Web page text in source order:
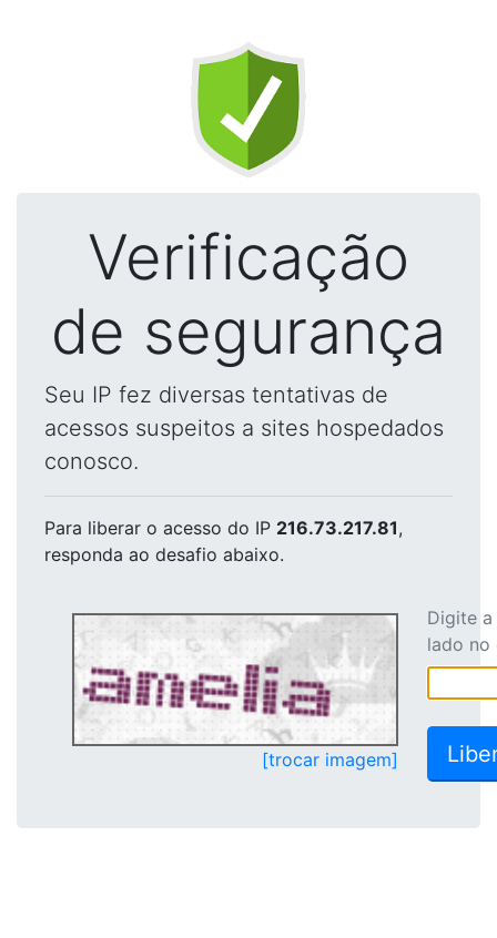
Verificação
de segurança
Seu IP fez diversas tentativas de
acessos suspeitos a sites hospedados
conosco.
Para liberar o acesso do IP 216.73.217.81,
responda ao desafio abaixo.
[trocar imagem]
Digite
lado no